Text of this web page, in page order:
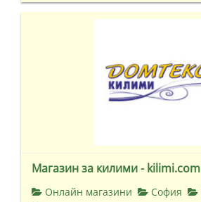
Магазин за килими - kilimi.com
Онлайн магазини София